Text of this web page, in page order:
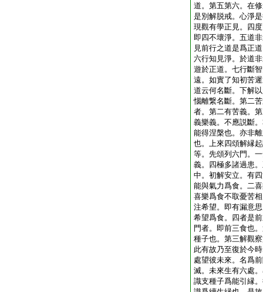
道。第五第六。在
是別解脱戒。心淨
現觀有學正見。四
即四不壞淨。五道
見前行之道是爲正
六行知見淨。於道
遊於正道。七行斷
遠。如實了知初苦
道云何名斷。下解
惱離繋名斷。第二
者。第二有苦義。
義樂義。不應説斷
能得涅槃也。亦非
也。上來四頌解縁
等。先頌列六門。
義。四極多諸過患
中。初解安立。有
能與氣力爲食。二
喜樂爲食不取憂苦
注希望。即有漏意
希望爲食。四者是
門者。即前三食也
種子也。第三解觀
此有故乃至復於今
處望彼未來。名爲
滅。未來生有六處
識支種子爲能引縁